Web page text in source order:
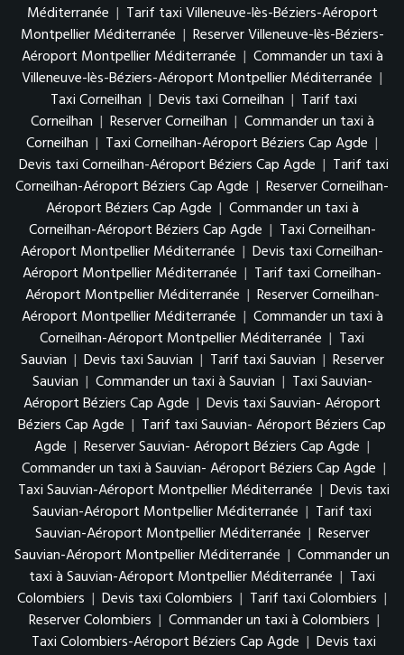
Méditerranée | Tarif taxi Villeneuve-lès-Béziers-Aéroport
Montpellier Méditerranée | Reserver Villeneuve-lès-Béziers-
Aéroport Montpellier Méditerranée | Commander un taxi à
Villeneuve-lès-Béziers-Aéroport Montpellier Méditerranée |
Taxi Corneilhan | Devis taxi Corneilhan | Tarif taxi
Corneilhan | Reserver Corneilhan | Commander un taxi à
Corneilhan | Taxi Corneilhan-Aéroport Béziers Cap Agde |
Devis taxi Corneilhan-Aéroport Béziers Cap Agde | Tarif taxi
Corneilhan-Aéroport Béziers Cap Agde | Reserver Corneilhan-
Aéroport Béziers Cap Agde | Commander un taxi à
Corneilhan-Aéroport Béziers Cap Agde | Taxi Corneilhan-
Aéroport Montpellier Méditerranée | Devis taxi Corneilhan-
Aéroport Montpellier Méditerranée | Tarif taxi Corneilhan-
Aéroport Montpellier Méditerranée | Reserver Corneilhan-
Aéroport Montpellier Méditerranée | Commander un taxi à
Corneilhan-Aéroport Montpellier Méditerranée | Taxi
Sauvian | Devis taxi Sauvian | Tarif taxi Sauvian | Reserver
Sauvian | Commander un taxi à Sauvian | Taxi Sauvian-
Aéroport Béziers Cap Agde | Devis taxi Sauvian- Aéroport
Béziers Cap Agde | Tarif taxi Sauvian- Aéroport Béziers Cap
Agde | Reserver Sauvian- Aéroport Béziers Cap Agde |
Commander un taxi à Sauvian- Aéroport Béziers Cap Agde |
Taxi Sauvian-Aéroport Montpellier Méditerranée | Devis taxi
Sauvian-Aéroport Montpellier Méditerranée | Tarif taxi
Sauvian-Aéroport Montpellier Méditerranée | Reserver
Sauvian-Aéroport Montpellier Méditerranée | Commander un
taxi à Sauvian-Aéroport Montpellier Méditerranée | Taxi
Colombiers | Devis taxi Colombiers | Tarif taxi Colombiers |
Reserver Colombiers | Commander un taxi à Colombiers |
Taxi Colombiers-Aéroport Béziers Cap Agde | Devis taxi